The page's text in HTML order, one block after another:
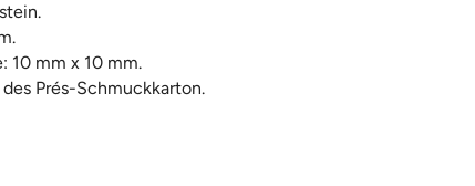
10 mm x 10 mm.
des Prés-Schmuckkarton.